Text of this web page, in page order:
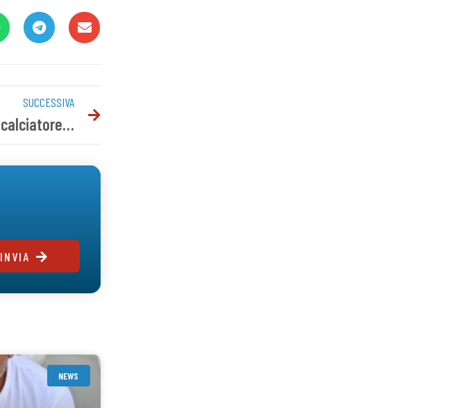
SUCCESSIVA
Easton Ongaro è un nuovo calciatore del Novara FC
INVIA
NEWS